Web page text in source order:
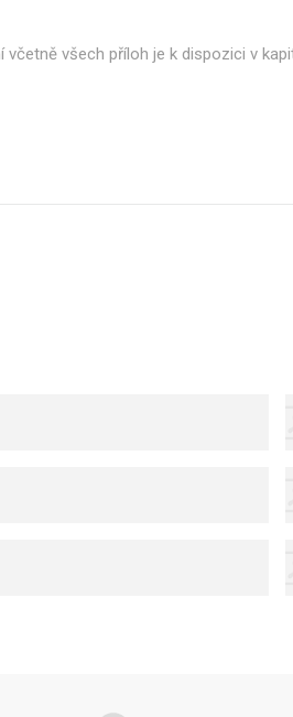
včetně všech příloh je k dispozici v